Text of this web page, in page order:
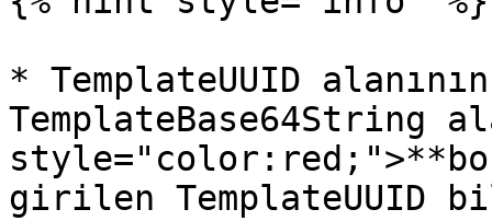
* TemplateUUID
TemplateBase64String
style="color:red;">**boş
girilen TemplateUUID